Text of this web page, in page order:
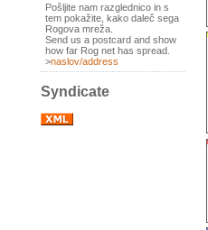
Pošljite nam razglednico in s
tem pokažite, kako daleč sega
Rogova mreža.
Send us a postcard and show
how far Rog net has spread.
>naslov/address
Syndicate